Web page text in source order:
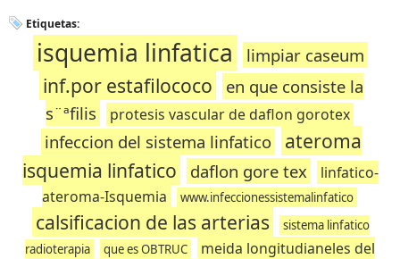
Etiquetas:
isquemia linfatica limpiar caseum
inf.por estafilococo
en que consiste la
s¨ªfilis
protesis vascular de daflon gorotex
infeccion del sistema linfatico
ateroma
isquemia linfatico
daflon gore tex
linfatico-
ateroma-Isquemia
www.infeccionessistemalinfatico
calsificacion de las arterias
sistema linfatico
radioterapia
que es OBTRUC
meida longitudianeles del